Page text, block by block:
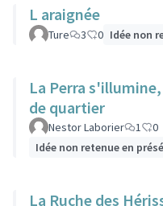
L araignée
Ture 3 0 Idée non
La Perra
de quartier
Nestor Laborier 1
0
Idée non retenue en
La Ruche des